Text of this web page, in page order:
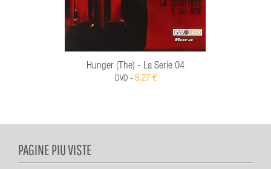
Hunger (The) - La Serie 04
DVD - 8,27 €
PAGINE PIU VISTE